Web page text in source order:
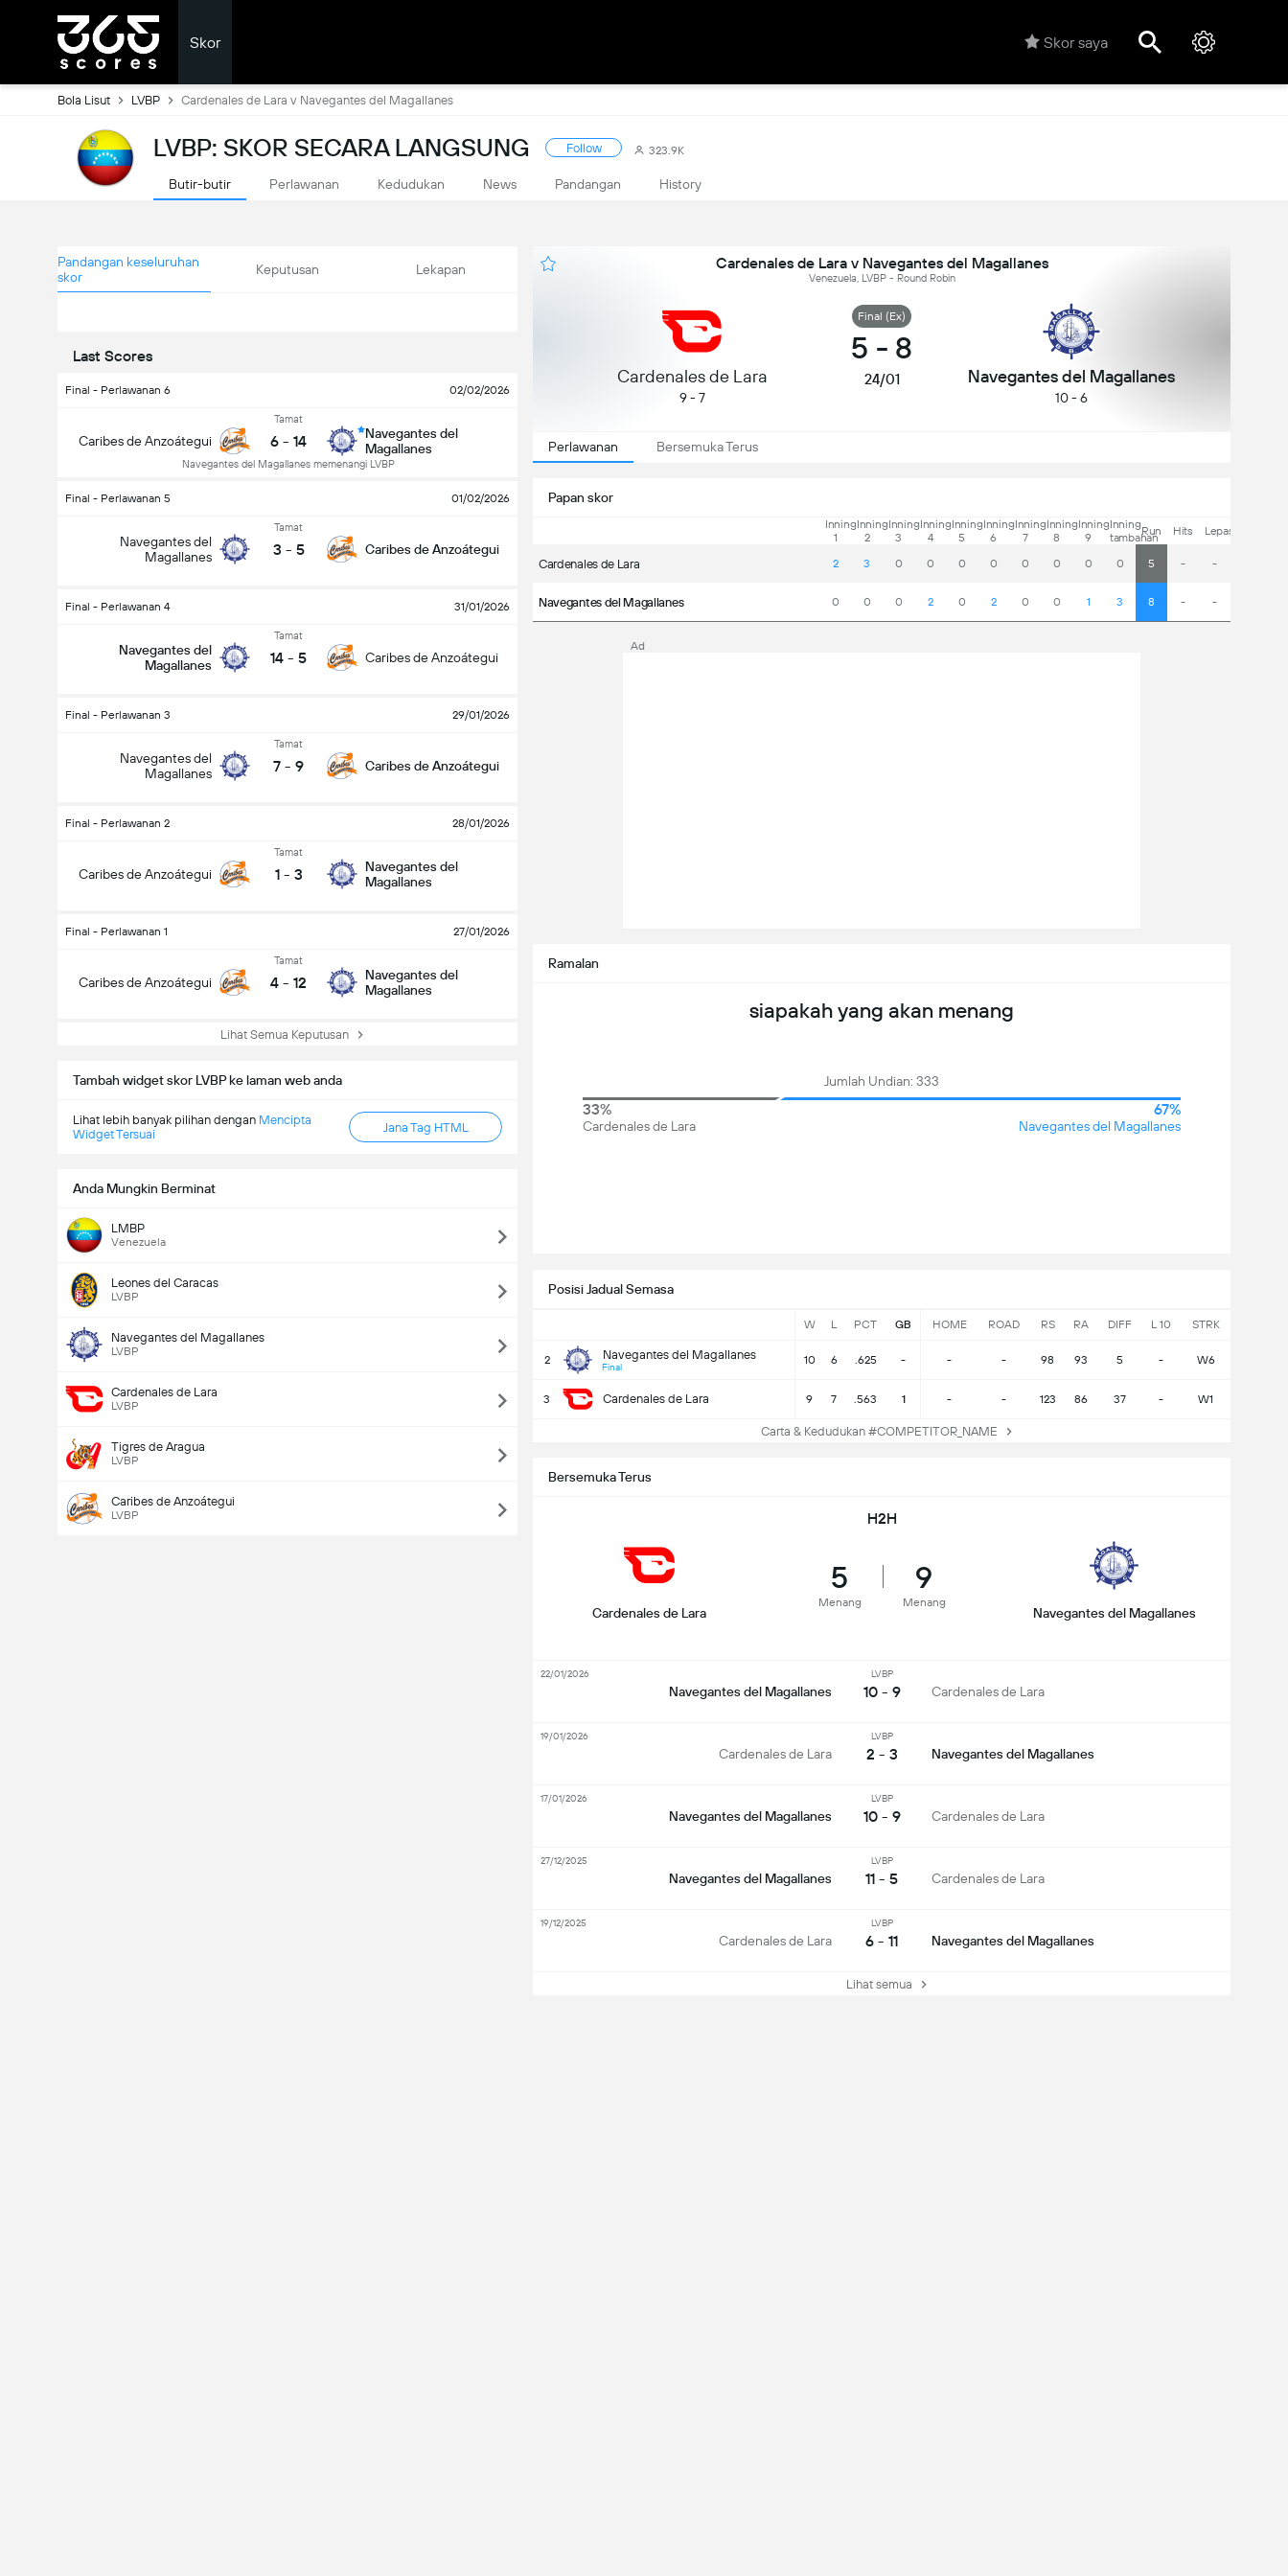
Skor Skor saya
Bola Lisut LVBP Cardenales de Lara v Navegantes del Magallanes
LVBP: SKOR SECARA LANGSUNG Follow 323.9K
Butir-butir Perlawanan Kedudukan News Pandangan History
Pandangan keseluruhan
skor
Keputusan Lekapan
Last Scores
Final - Perlawanan 6 02/02/2026
Caribes de Anzoátegui
Tamat
6 - 14
Navegantes del Magallanes memenangi LVBP
Navegantes del
Magallanes
Final - Perlawanan 5 01/02/2026
Navegantes del
Magallanes
Tamat
3 - 5 Caribes de Anzoátegui
Final - Perlawanan 4 31/01/2026
Navegantes del
Magallanes
Tamat
14 - 5 Caribes de Anzoátegui
Final - Perlawanan 3 29/01/2026
Navegantes del
Magallanes
Tamat
7 - 9 Caribes de Anzoátegui
Final - Perlawanan 2 28/01/2026
Caribes de Anzoátegui
Tamat
1 - 3
Navegantes del
Magallanes
Final - Perlawanan 1 27/01/2026
Caribes de Anzoátegui
Tamat
4 - 12
Navegantes del
Magallanes
Lihat Semua Keputusan
Tambah widget skor LVBP ke laman web anda
Lihat lebih banyak pilihan dengan Mencipta
Widget Tersuai
Jana Tag HTML
Anda Mungkin Berminat
LMBP
Venezuela
Leones del Caracas
LVBP
Navegantes del Magallanes
LVBP
Cardenales de Lara
LVBP
Tigres de Aragua
LVBP
Caribes de Anzoátegui
LVBP
Cardenales de Lara v Navegantes del Magallanes
Venezuela, LVBP - Round Robin
Cardenales de Lara
9 - 7
Final (Ex)
5 - 8
24/01 Navegantes del Magallanes
10 - 6
Perlawanan Bersemuka Terus
Papan skor
Inning
1
Inning
2
Inning
3
Inning
4
Inning
5
Inning
6
Inning
7
Inning
8
Inning
9
Inning
tambahan
Run Hits Lepas
Cardenales de Lara 2 3 0 0 0 0 0 0 0 0 5 - -
Navegantes del Magallanes 0 0 0 2 0 2 0 0 1 3 8 - -
Posisi Jadual Semasa
W L PCT GB HOME ROAD RS RA DIFF L 10 STRK
2 Navegantes del Magallanes
Final
10 6 .625 - - - 98 93 5 - W6
3 Cardenales de Lara 9 7 .563 1 - - 123 86 37 - W1
Carta & Kedudukan #COMPETITOR_NAME
Ramalan
siapakah yang akan menang
Jumlah Undian: 333
33%
Cardenales de Lara
67%
Navegantes del Magallanes
Bersemuka Terus
H2H
Cardenales de Lara
5
Menang
9
Menang
Navegantes del Magallanes
Navegantes del Magallanes
LVBP
10 - 9 Cardenales de Lara
22/01/2026
Cardenales de Lara
LVBP
2 - 3 Navegantes del Magallanes
19/01/2026
Navegantes del Magallanes
LVBP
10 - 9 Cardenales de Lara
17/01/2026
Navegantes del Magallanes
LVBP
11 - 5 Cardenales de Lara
27/12/2025
Cardenales de Lara
LVBP
6 - 11 Navegantes del Magallanes
19/12/2025
Lihat semua
Ad